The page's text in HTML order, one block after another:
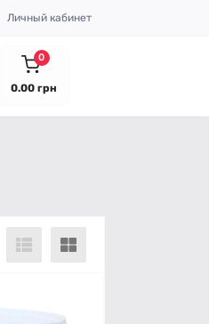
Личный кабинет
0
0.00 грн